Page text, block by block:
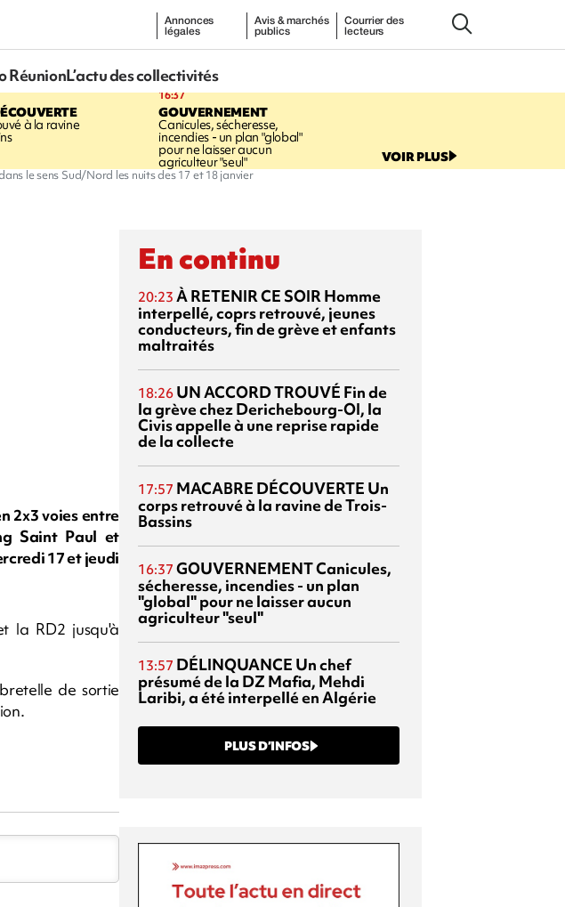
Annonces
légales
Avis & marchés
publics
Courrier des
lecteurs
RéunionL’actu des collectivités
à la ravine
16:37
GOUVERNEMENT
Canicules, sécheresse,
incendies - un plan "global"
pour ne laisser aucun
agriculteur "seul" VOIR PLUS
le sens Sud/Nord les nuits des 17 et 18 janvier
2x3 voies entre
Saint Paul et
17 et jeudi
la RD2 jusqu'à
de sortie
En continu
20:23 À RETENIR CE SOIR Homme
interpellé, coprs retrouvé, jeunes
conducteurs, fin de grève et enfants
maltraités
18:26 UN ACCORD TROUVÉ Fin de
la grève chez Derichebourg-OI, la
Civis appelle à une reprise rapide
de la collecte
17:57 MACABRE DÉCOUVERTE Un
corps retrouvé à la ravine de Trois-
Bassins
16:37 GOUVERNEMENTCanicules,
sécheresse, incendies - un plan
"global" pour ne laisser aucun
agriculteur "seul"
13:57 DÉLINQUANCE Un chef
présumé de la DZ Mafia, Mehdi
Laribi, a été interpellé en Algérie
PLUS D’INFOS